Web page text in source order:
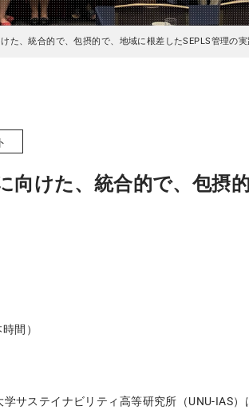
た、統合的で、包摂的で、地域に根差したSEPLS管理の実
けた、統合的で、包摂
間）
サステイナビリティ高等研究所（UNU-IAS）